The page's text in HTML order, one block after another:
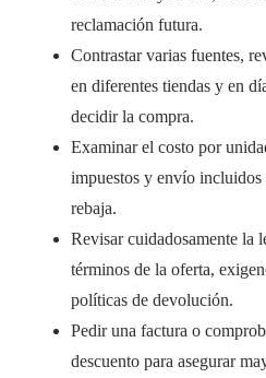
reclamación futura.
Contrastar varias fuentes,
en diferentes tiendas y en
decidir la compra.
Examinar el costo por
impuestos y envío incluidos
rebaja.
Revisar cuidadosamente la
términos de la oferta,
políticas de devolución.
Pedir una factura o
descuento para asegurar